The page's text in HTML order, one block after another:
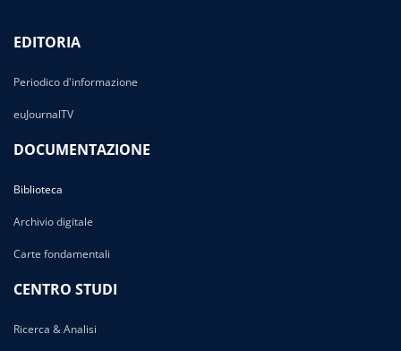
EDITORIA
Periodico d'informazione
euJournalTV
DOCUMENTAZIONE
Biblioteca
Archivio digitale
Carte fondamentali
CENTRO STUDI
Ricerca & Analisi